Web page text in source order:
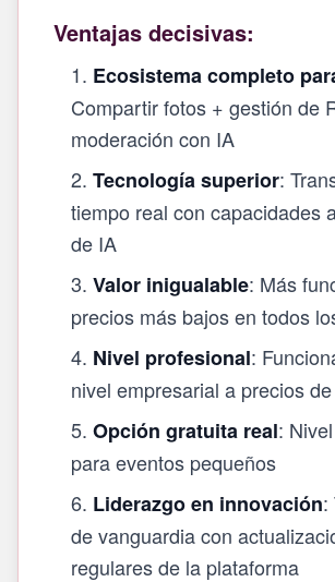
Ventajas decisivas:
Ecosistema completo
Compartir fotos + gestión de
moderación con IA
Tecnología superior:
tiempo real con capacidades
de IA
Valor inigualable: Más
precios más bajos en todos
Nivel profesional:
nivel empresarial a precios
Opción gratuita real:
para eventos pequeños
Liderazgo en innovación:
de vanguardia con
regulares de la plataforma